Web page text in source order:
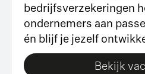
bedrijfsverzekeringen
ondernemers aan
én blijf je jezelf
Bekijk